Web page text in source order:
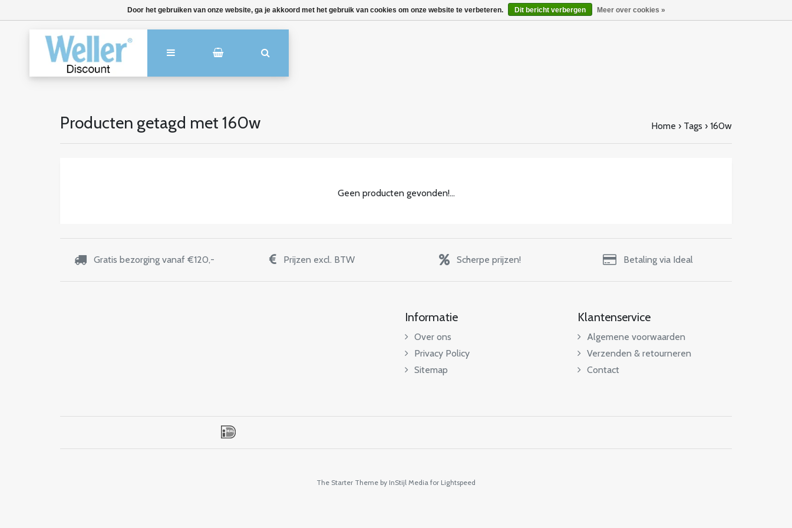
Producten getagd met 160w Home › Tags › 160w
Geen producten gevonden!...
Gratis bezorging vanaf €120,- Prijzen excl. BTW Scherpe prijzen! Betaling via Ideal
Informatie
Over ons
Privacy Policy
Sitemap
Klantenservice
Algemene voorwaarden
Verzenden & retourneren
Contact
The Starter Theme by InStijl Media for Lightspeed
Door het gebruiken van onze website, ga je akkoord met het gebruik van cookies om onze website te verbeteren. Dit bericht verbergen Meer over cookies »